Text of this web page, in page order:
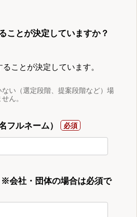
ことが決定していますか？
ことが決定しています。
い（選定段階、提案段階など）場
ん。
フルネーム）
会社・団体の場合は必須で